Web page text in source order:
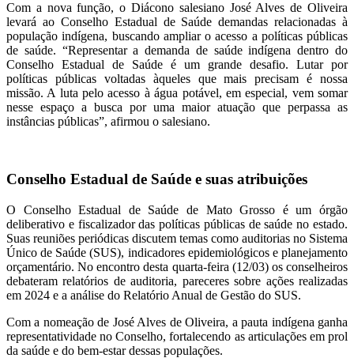
Com a nova função, o Diácono salesiano José Alves de Oliveira
levará ao Conselho Estadual de Saúde demandas relacionadas à
população indígena, buscando ampliar o acesso a políticas públicas
de saúde. “Representar a demanda de saúde indígena dentro do
Conselho Estadual de Saúde é um grande desafio. Lutar por
políticas públicas voltadas àqueles que mais precisam é nossa
missão. A luta pelo acesso à água potável, em especial, vem somar
nesse espaço a busca por uma maior atuação que perpassa as
instâncias públicas”, afirmou o salesiano.
Conselho Estadual de Saúde e suas atribuições
O Conselho Estadual de Saúde de Mato Grosso é um órgão
deliberativo e fiscalizador das políticas públicas de saúde no estado.
Suas reuniões periódicas discutem temas como auditorias no Sistema
Único de Saúde (SUS), indicadores epidemiológicos e planejamento
orçamentário. No encontro desta quarta-feira (12/03) os conselheiros
debateram relatórios de auditoria, pareceres sobre ações realizadas
em 2024 e a análise do Relatório Anual de Gestão do SUS.
Com a nomeação de José Alves de Oliveira, a pauta indígena ganha
representatividade no Conselho, fortalecendo as articulações em prol
da saúde e do bem-estar dessas populações.